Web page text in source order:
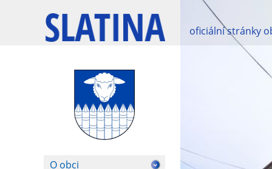
O obci
oficiální stránky